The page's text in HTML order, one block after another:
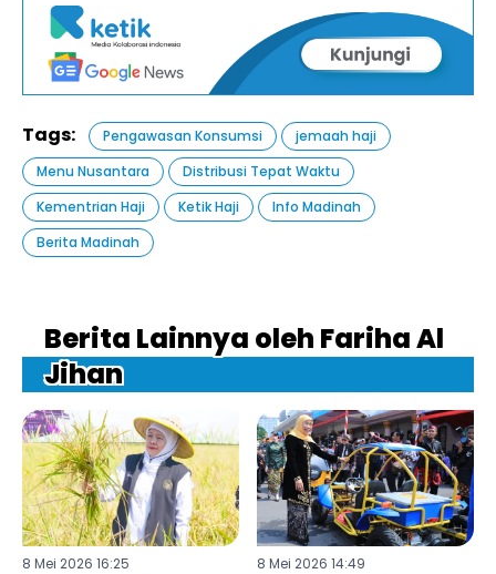
Tags: Pengawasan Konsumsi
jemaah haji
Menu Nusantara
Distribusi Tepat Waktu
Kementrian Haji
Ketik Haji
Info Madinah
Berita Madinah
Berita Lainnya oleh Fariha Al
Jihan
8 Mei 2026 16:25 8 Mei 2026 14:49